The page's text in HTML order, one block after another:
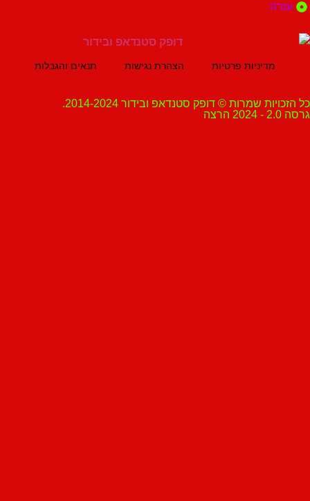
מדיניות פרטיות הצהרת נגישות תנאים והגבלות
שמרות © דופק סטנדאפ ובידור 2014-2024.